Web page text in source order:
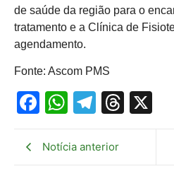
de saúde da região para o
tratamento e a Clínica de
agendamento.
Fonte: Ascom PMS
Facebook
WhatsApp
Notícia anterior